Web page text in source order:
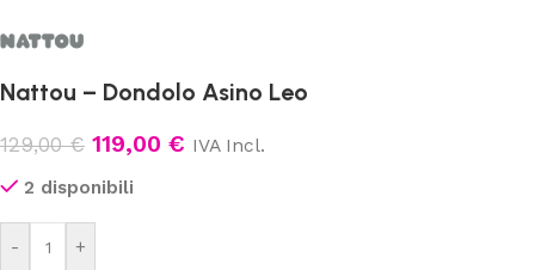
Nattou – Dondolo Asino Leo
129,00€ 119,00 € IVA Incl.
2 disponibili
- +